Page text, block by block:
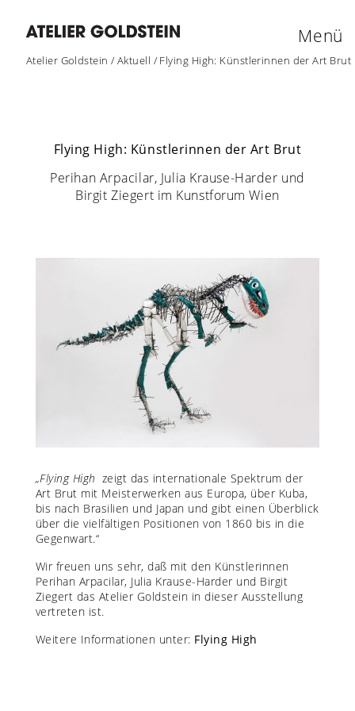
Atelier Goldstein /Aktuell /Flying High: Künstlerinnen der Art Brut
Menü
Flying High: Künstlerinnen der Art Brut
Perihan Arpacilar, Julia Krause-Harder und
Birgit Ziegert im Kunstforum Wien
„Flying High zeigt das internationale Spektrum der
Art Brut mit Meisterwerken aus Europa, über Kuba,
bis nach Brasilien und Japan und gibt einen Überblick
über die vielfältigen Positionen von 1860 bis in die
Gegenwart.“
Wir freuen uns sehr, daß mit den Künstlerinnen
Perihan Arpacilar, Julia Krause-Harder und Birgit
Ziegert das Atelier Goldstein in dieser Ausstellung
vertreten ist.
Weitere Informationen unter: Flying High